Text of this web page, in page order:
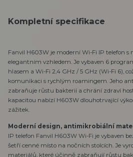
Kompletní specifikace
Fanvil H603W je moderní Wi-Fi IP telefon
elegantním vzhledem. Je vybaven 6
hlasem a Wi-Fi 2,4 GHz / 5 GHz (Wi-Fi 6),
komunikaci s rychlým roamingem. Jeho
zabraňuje růstu bakterií a chrání zdraví
kapacitou nabízí H603W dlouhotrvající
zážitek.
Moderní design, antimikrobiální
IP telefon Fanvil H603W Wi-Fi je vybaven
šetří cenné místo na nočních stolcích. Je
materiálů, které účinně zabraňují růstu